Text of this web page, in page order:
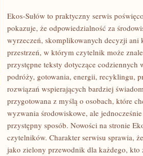
TECHNOLOGIE
PLANETY
Ekos-Sułów to praktyczny serwis
pokazuje, że odpowiedzialność za
wyrzeczeń, skomplikowanych decyzji ani
przestrzeń, w którym czytelnik może
przystępne teksty dotyczące
podróży, gotowania, energii, recyklingu,
rozwiązań wspierających bardziej
przygotowana z myślą o osobach, które
wyzwania środowiskowe, ale
przystępny sposób. Nowości na stronie
czytelników. Charakter serwisu sprawia,
jako zielony przewodnik dla każdego, kto